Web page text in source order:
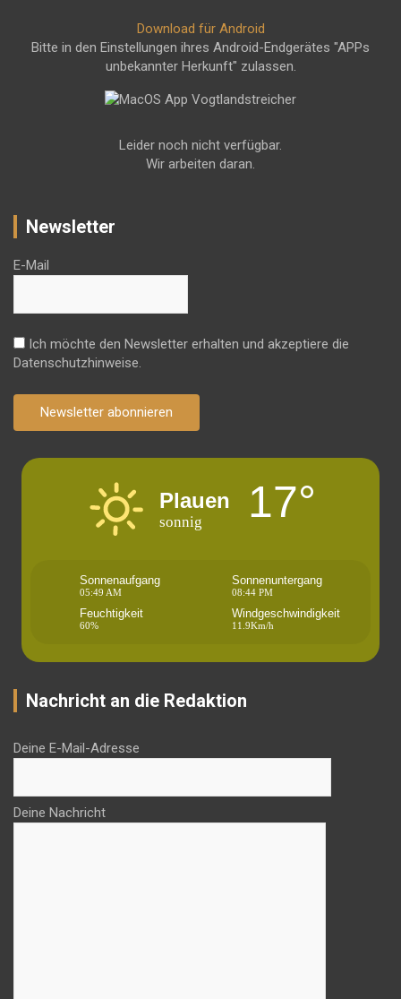
Download für Android
Bitte in den Einstellungen ihres Android-Endgerätes "APPs
unbekannter Herkunft" zulassen.
Leider noch nicht verfügbar.
Wir arbeiten daran.
Newsletter
E-Mail
Ich möchte den Newsletter erhalten und akzeptiere die
Datenschutzhinweise.
Newsletter abonnieren
Plauen
sonnig 17°
Sonnenaufgang
05:49 AM
Sonnenuntergang
08:44 PM
Feuchtigkeit
60%
Windgeschwindigkeit
11.9Km/h
Nachricht an die Redaktion
Deine E-Mail-Adresse
Deine Nachricht